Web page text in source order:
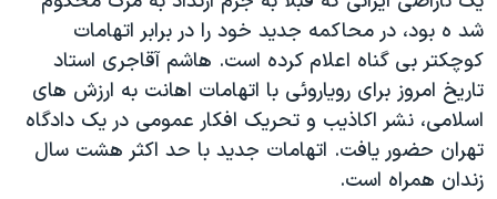
به
جستجو
گزیده‌ها
ویژه برنامه‌ها
ویدیوها
فرهنگ و زندگی
حقوق شهروندی
عملیات خشم حماسی
۲۵۰سالگی آمریکا
بایگانی برنامه‌های تلویزیونی
مستندها
انتخابات ریاست جمهوری آمریکا ۲۰۲۴
پخش رادیویی
یادگیری زبان انگلیسی
دنبال کنید
شد ه بود، در محاکمه جديد خود را در برابر اتهامات
کوچکتر بی گناه اعلام کرده است. هاشم آقاجری استاد
تاريخ امروز برای روياروئی با اتهامات اهانت به ارزش های
اسلامی، نشر اکاذيب و تحريک افکار عمومی در يک دادگاه
تهران حضور يافت. اتهامات جديد با حد اکثر هشت سال
زندان همراه است.